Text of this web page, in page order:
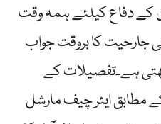
کے دفاع کیلئے ہمہ وقت
جارحیت کا بروقت جواب
ہے۔تفصیلات کے
مطابق ایئر چیف مارشل